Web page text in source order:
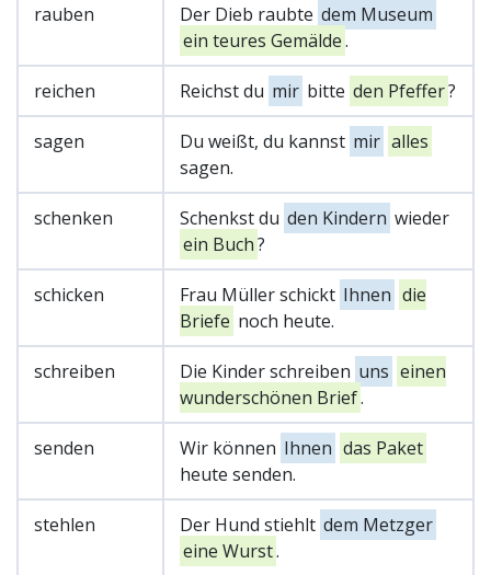
rauben Der Dieb raubte dem Museum
ein teures Gemälde.
reichen Reichst du mir bitte den Pfeffer?
sagen Du weißt, du kannst mir alles
sagen.
schenken Schenkst du den Kindern wieder
ein Buch?
schicken Frau Müller schickt Ihnen die
Briefe noch heute.
schreiben Die Kinder schreiben uns einen
wunderschönen Brief.
senden Wir können Ihnen das Paket
heute senden.
stehlen Der Hund stiehlt dem Metzger
eine Wurst.